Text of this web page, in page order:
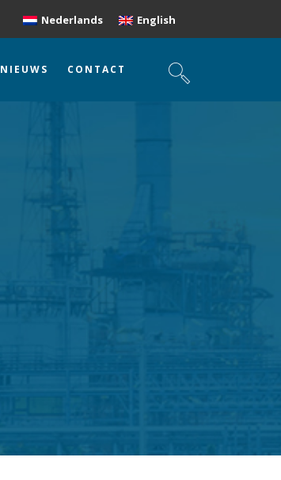
Nederlands English
NIEUWS CONTACT